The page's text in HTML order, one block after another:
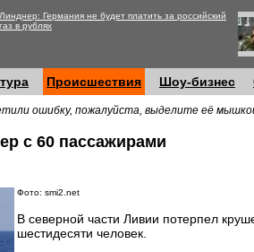
Линднер: Германия не будет платить за российский
газ в рублях
Происшествия Шоу-бизнес
ошибку, пожалуйста, выделите её
с 60 пассажирами
Фото: smi2.net
В северной части Ливии потерпел
шестидесяти человек.